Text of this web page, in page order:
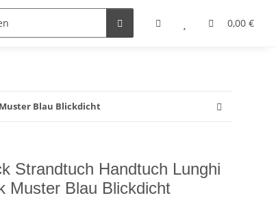
0,00 €
Blau Blickdicht
Strandtuch Handtuch Lunghi
Muster Blau Blickdicht